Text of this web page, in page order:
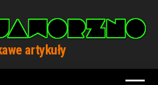
artykuły